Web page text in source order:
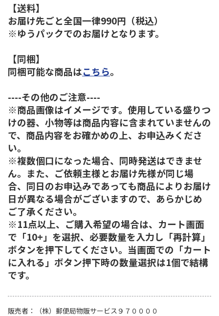
【送料】
お届け先ごと全国一律990円（税込）
※ゆうパックでのお届けとなります。
【同梱】
同梱可能な商品はこちら。
----その他のご注意----
※商品画像はイメージです。使用している盛りつ
けの器、小物等は商品内容に含まれていませんの
で、商品内容をお確かめの上、お申込みくださ
い。
※複数個口になった場合、同時発送はできませ
ん。また、ご依頼主様とお届け先様が同じ場
合、同日のお申込みであっても商品によりお届け
日が異なる場合がございますので、あらかじめ
ご了承ください。
※11点以上、ご購入希望の場合は、カート画面
で「10+」を選択、必要数量を入力し「再計算」
ボタンを押下してください。当画面での「カート
に入れる」ボタン押下時の数量選択は1個で結構
です。
販売者
（株）郵便局物販サービス９７００００